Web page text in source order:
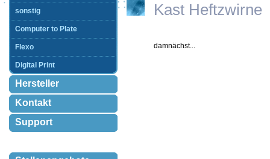
Kast Heftzwirne
damnächst...
sonstig
Computer to Plate
Flexo
Digital Print
Hersteller
Kontakt
Support